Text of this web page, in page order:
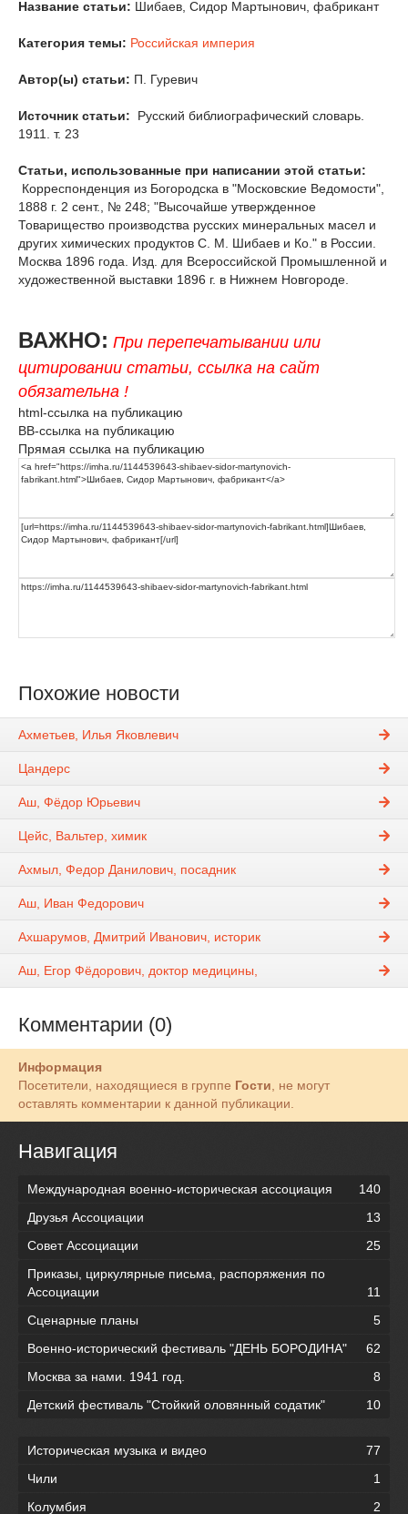
Название статьи: Шибаев, Сидор Мартынович, фабрикант
Категория темы: Российская империя
Автор(ы) статьи: П. Гуревич
Источник статьи:
Русский библиографический словарь.
1911. т. 23
Статьи, использованные при написании этой статьи:
Корреспонденция из Богородска в "Московские Ведомости",
1888 г. 2 сент., № 248; "Высочайше утвержденное
Товарищество производства русских минеральных масел и
других химических продуктов С. М. Шибаев и Ко." в России.
Москва 1896 года. Изд. для Всероссийской Промышленной и
художественной выставки 1896 г. в Нижнем Новгороде.
ВАЖНО: При перепечатывании или
цитировании статьи, ссылка на сайт
обязательна !
html-ссылка на публикацию
BB-ссылка на публикацию
Прямая ссылка на публикацию
Похожие новости
Ахметьев, Илья Яковлевич
Цандерс
Аш, Фёдор Юрьевич
Цейс, Вальтер, химик
Ахмыл, Федор Данилович, посадник
Аш, Иван Федорович
Ахшарумов, Дмитрий Иванович, историк
Аш, Егор Фёдорович, доктор медицины,
Комментарии (0)
Информация
Посетители, находящиеся в группе Гости , не могут
оставлять комментарии к данной публикации.
Навигация
Международная военно-историческая ассоциация
140
Друзья Ассоциации
13
Совет Ассоциации
25
Приказы, циркулярные письма, распоряжения по
Ассоциации
11
Сценарные планы
5
Военно-исторический фестиваль "ДЕНЬ БОРОДИНА"
62
Москва за нами. 1941 год.
8
Детский фестиваль "Стойкий оловянный содатик"
10
Историческая музыка и видео
77
Чили
1
Колумбия
2